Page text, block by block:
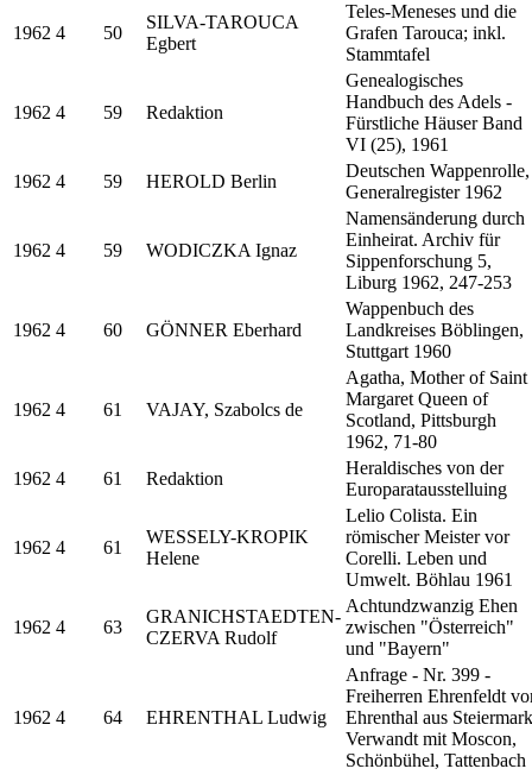
1962 4 50
SILVA-TAROUCA
Egbert
Teles-Meneses und die
Grafen Tarouca; inkl.
Stammtafel
1962 4 59 Redaktion
Genealogisches
Handbuch des Adels -
Fürstliche Häuser Band
VI (25), 1961
1962 4 59 HEROLD Berlin
Deutschen Wappenrolle,
Generalregister 1962
1962 4 59 WODICZKA Ignaz
Namensänderung durch
Einheirat. Archiv für
Sippenforschung 5,
Liburg 1962, 247-253
1962 4 60 GÖNNER Eberhard
Wappenbuch des
Landkreises Böblingen,
Stuttgart 1960
1962 4 61 VAJAY, Szabolcs de
Agatha, Mother of Saint
Margaret Queen of
Scotland, Pittsburgh
1962, 71-80
1962 4 61 Redaktion
Heraldisches von der
Europaratausstelluing
1962 4 61
WESSELY-KROPIK
Helene
Lelio Colista. Ein
römischer Meister vor
Corelli. Leben und
Umwelt. Böhlau 1961
1962 4 63
GRANICHSTAEDTEN-
CZERVA Rudolf
Achtundzwanzig Ehen
zwischen "Österreich"
und "Bayern"
1962 4 64 EHRENTHAL Ludwig
Anfrage - Nr. 399 -
Freiherren Ehrenfeldt
Ehrenthal aus
Verwandt mit Moscon,
Schönbühel, Tattenbach